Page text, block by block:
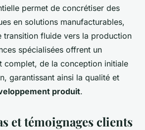
permet de concrétiser des
en solutions manufacturables,
transition fluide vers la production
spécialisées offrent un
complet, de la conception initiale
garantissant ainsi la qualité et
produit.
et témoignages clients